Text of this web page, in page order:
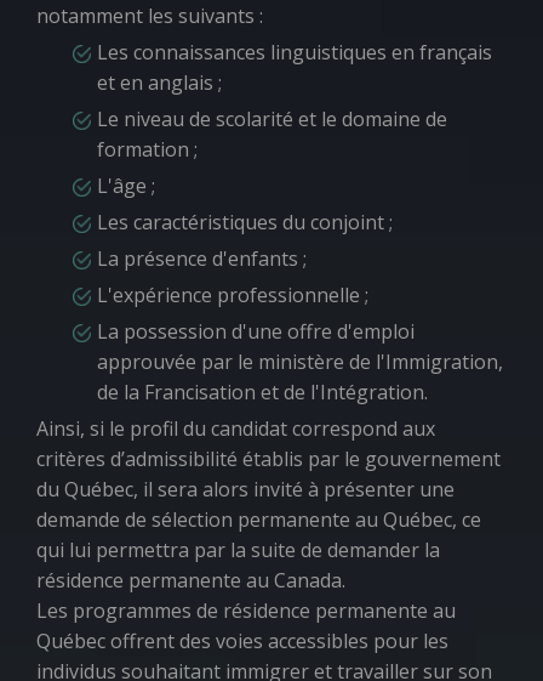
notamment les suivants :
Les connaissances linguistiques en français
et en anglais ;
Le niveau de scolarité et le domaine de
formation ;
L'âge ;
Les caractéristiques du conjoint ;
La présence d'enfants ;
L'expérience professionnelle ;
La possession d'une offre d'emploi
approuvée par le ministère de l'Immigration,
de la Francisation et de l'Intégration.
Ainsi, si le profil du candidat correspond aux
critères d’admissibilité établis par le gouvernement
du Québec, il sera alors invité à présenter une
demande de sélection permanente au Québec, ce
qui lui permettra par la suite de demander la
résidence permanente au Canada.
Les programmes de résidence permanente au
Québec offrent des voies accessibles pour les
individus souhaitant immigrer et travailler sur son